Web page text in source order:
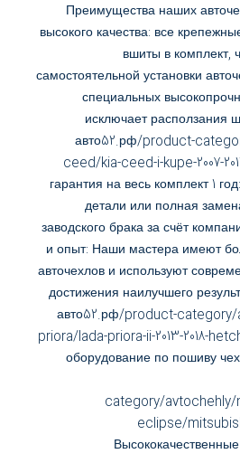
Преимущества наших
высокого качества: все
вшиты в комплект,
самостоятельной установки
специальных
исключает расползания
авто52.рф/product-
ceed/kia-ceed-i-kupe-2007-
гарантия на весь комплект 1
детали или полная
заводского брака за счёт
и опыт: Наши мастера имеют
авточехлов и используют
достижения наилучшего
авто52.рф/product-
priora/lada-priora-ii-2013-2018-
оборудование по пошиву
category/
eclipse/